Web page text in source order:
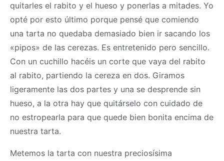
quitarles el rabito y el hueso y ponerlas a mitades. Yo
opté por esto último porque pensé que comiendo
una tarta no quedaba demasiado bien ir sacando los
«pipos» de las cerezas. Es entretenido pero sencillo.
Con un cuchillo hacéis un corte que vaya del rabito
al rabito, partiendo la cereza en dos. Giramos
ligeramente las dos partes y una se desprende sin
hueso, a la otra hay que quitárselo con cuidado de
no estropearla para que quede bien bonita encima de
nuestra tarta.
Metemos la tarta con nuestra preciosísima